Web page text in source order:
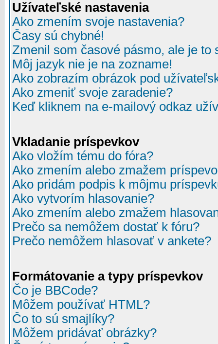
Užívateľské nastavenia
Ako zmením svoje nastavenia?
Časy sú chybné!
Zmenil som časové pásmo, ale je to
Môj jazyk nie je na zozname!
Ako zobrazím obrázok pod
Ako zmeniť svoje zaradenie?
Keď kliknem na e-mailový odkaz
Vkladanie príspevkov
Ako vložím tému do fóra?
Ako zmením alebo zmažem
Ako pridám podpis k môjmu
Ako vytvorím hlasovanie?
Ako zmením alebo zmažem
Prečo sa nemôžem dostať k fóru?
Prečo nemôžem hlasovať v ankete?
Formátovanie a typy príspevkov
Čo je BBCode?
Môžem používať HTML?
Čo to sú smajlíky?
Môžem pridávať obrázky?